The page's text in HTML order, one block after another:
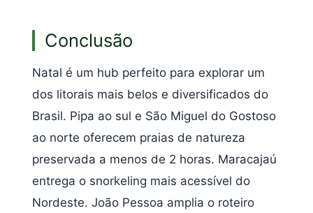
Conclusão
Natal é um hub perfeito para explorar um
dos litorais mais belos e diversificados do
Brasil. Pipa ao sul e São Miguel do Gostoso
ao norte oferecem praias de natureza
preservada a menos de 2 horas. Maracajaú
entrega o snorkeling mais acessível do
Nordeste. João Pessoa amplia o roteiro